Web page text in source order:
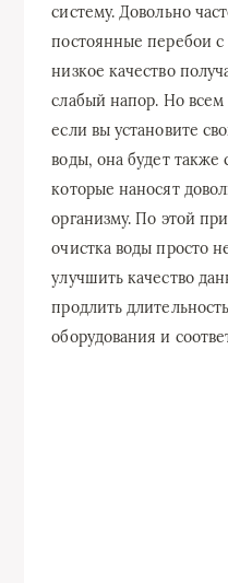
систему. Довольно
постоянные перебои
низкое качество
слабый напор. Но
если вы установите
воды, она будет также
которые наносят
организму. По этой
очистка воды просто
улучшить качество
продлить
оборудования и